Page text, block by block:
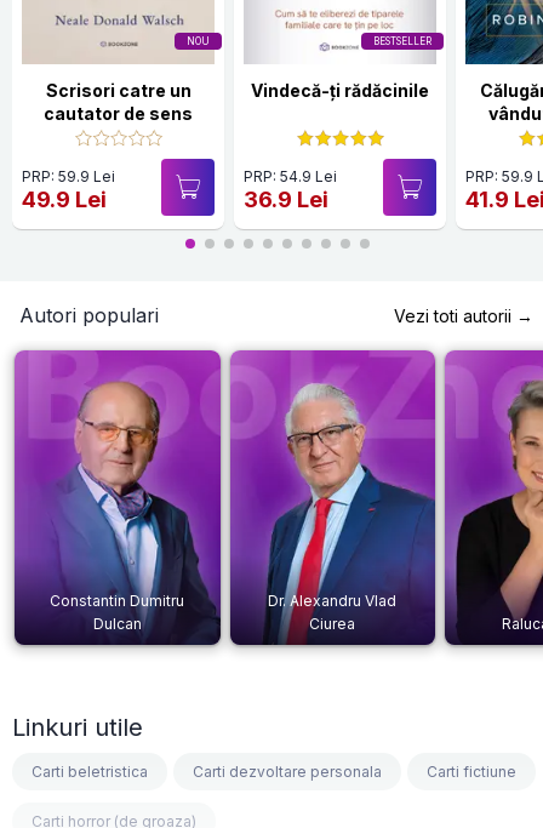
NOU
Scrisori catre un
cautator de sens
PRP: 59.9 Lei
49.9 Lei
BESTSELLER
Vindecă-ți rădăcinile
PRP: 54.9 Lei
36.9 Lei
PRP: 59.9
41.9
Autori populari Vezi toti autorii →
Constantin Dumitru
Dulcan
Dr. Alexandru Vlad
Ciurea
Linkuri utile
Carti beletristica Carti dezvoltare personala Carti fictiune
Carti horror (de groaza)